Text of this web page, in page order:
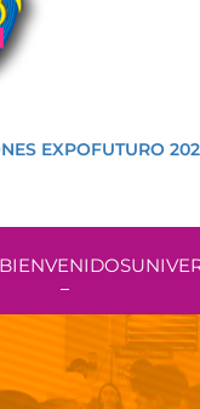
EXPOFUTURO
BIENVENIDOS